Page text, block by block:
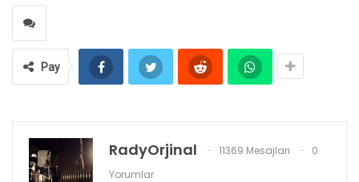
Pay
RadyOrjinal 11369 Mesajları
0
Yorumlar